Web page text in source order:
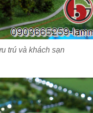
trú và khách sạn